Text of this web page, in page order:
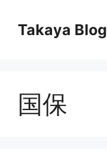
Takaya Blog
国保